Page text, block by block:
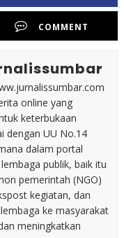
COMMENT
online yang
keterbukaan
dengan UU No.14
dalam portal
publik, baik itu
pemerintah (NGO)
kegiatan, dan
ke masyarakat
meningkatkan